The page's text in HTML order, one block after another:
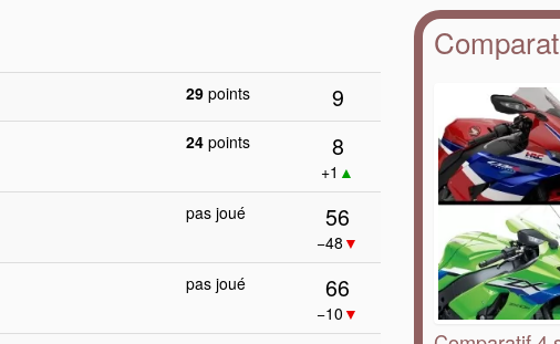
29 points 9
24 points 8
+1 ▲
pas joué 56
−48 ▼
pas joué 66
−10 ▼